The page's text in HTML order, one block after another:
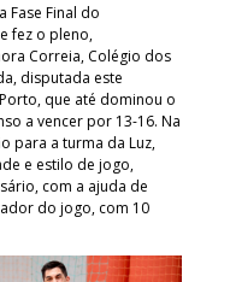
Fase Final do
fez o pleno,
Correia, Colégio dos
disputada este
que até dominou o
a vencer por 13-16. Na
para a turma da Luz,
e estilo de jogo,
com a ajuda de
do jogo, com 10